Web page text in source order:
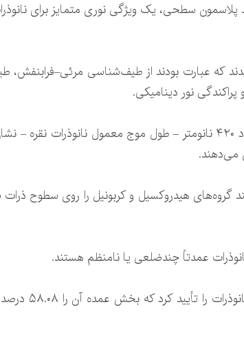
سطحی، یک ویژگی نوری متمایز برای
که عبارت بودند از طیف‌شناسی مرئی–فرابنفش،
نور دینامیکی.
طیف‌شناسی مرئی–فرابنفش، یک نقطه اوج را در حدود ۴۲۰ نانومتر – طول
می‌دهند.
هیدروکسیل و کربونیل را روی سطوح
عمدتاً چندضلعی یا نامنظم هستند.
طیف‌سنجی